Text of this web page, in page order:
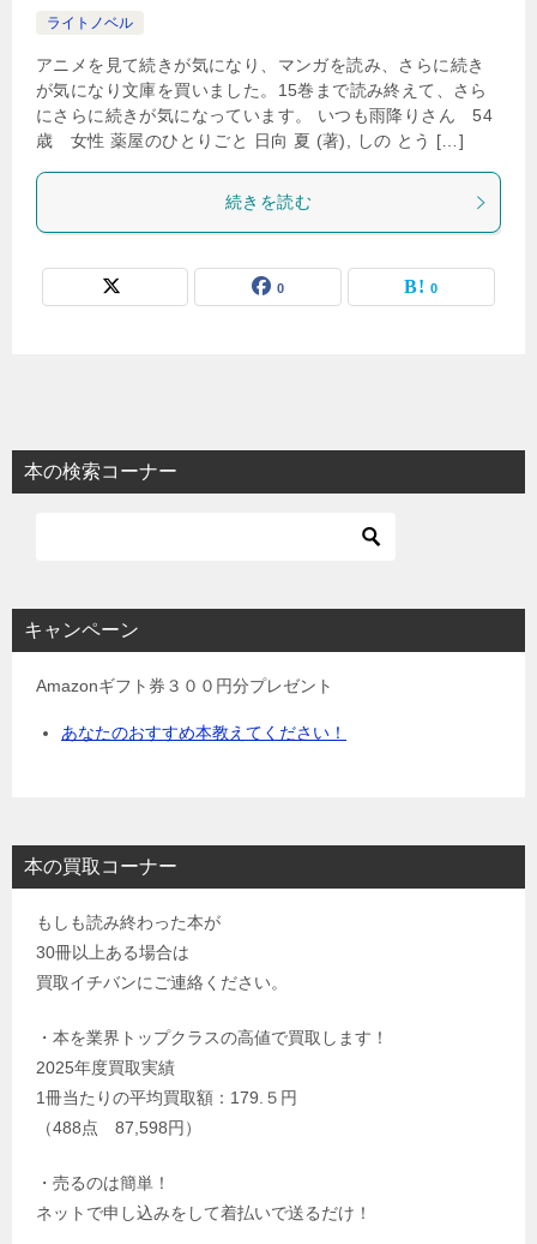
ライトノベル
アニメを見て続きが気になり、マンガを読み、さらに続き
が気になり文庫を買いました。15巻まで読み終えて、さら
にさらに続きが気になっています。 いつも雨降りさん 54
歳 女性 薬屋のひとりごと 日向 夏 (著), しの とう […]
続きを読む
0 0
本の検索コーナー
キャンペーン
Amazonギフト券３００円分プレゼント
あなたのおすすめ本教えてください！
本の買取コーナー
もしも読み終わった本が
30冊以上ある場合は
買取イチバンにご連絡ください。
・本を業界トップクラスの高値で買取します！
2025年度買取実績
1冊当たりの平均買取額：179.５円
（488点 87,598円）
・売るのは簡単！
ネットで申し込みをして着払いで送るだけ！